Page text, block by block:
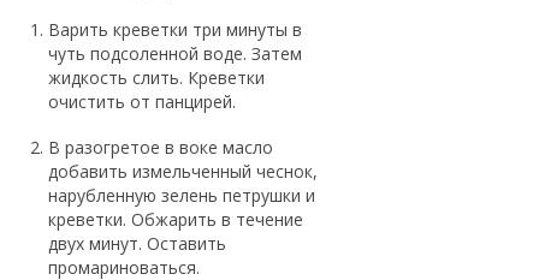
Варить креветки три минуты в
чуть подсоленной воде. Затем
жидкость слить. Креветки
очистить от панцирей.
В разогретое в воке масло
добавить измельченный чеснок,
нарубленную зелень петрушки и
креветки. Обжарить в течение
двух минут. Оставить
промариноваться.